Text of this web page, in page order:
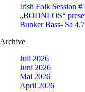
Irish Folk Session
„BODNLOS“
Bunker Bass- Sa
Archive
Juli 2026
Juni 2026
Mai 2026
April 2026